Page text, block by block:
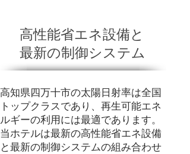
高性能省エネ設備と
最新の制御システム
高知県四万十市の太陽日射率は全国
トップクラスであり、再生可能エネ
ルギーの利用には最適であります。
当ホテルは最新の高性能省エネ設備
と最新の制御システムの組み合わせ